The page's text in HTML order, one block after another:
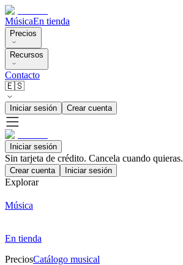
MúsicaEn tienda
Precios
Recursos
Contacto
🇪🇸
Iniciar sesión Crear cuenta
Iniciar sesión
Sin tarjeta de crédito. Cancela cuando quieras.
Crear cuenta Iniciar sesión
Explorar
Música
En tienda
PreciosCatálogo musical